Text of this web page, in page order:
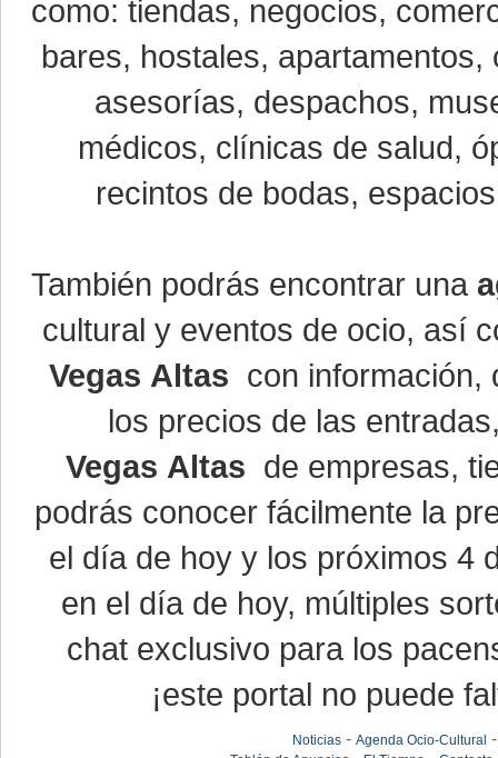
como: tiendas, negocios,
bares, hostales,
asesorías, despachos,
médicos, clínicas de salud,
recintos de bodas,
También podrás encontrar una
cultural y eventos de ocio, así
Vegas Altas con información,
los precios de las
Vegas Altas de empresas,
podrás conocer fácilmente la
el día de hoy y los próximos 4
en el día de hoy, múltiples
chat exclusivo para los
¡este portal no puede
Noticias -Agenda Ocio-Cultural